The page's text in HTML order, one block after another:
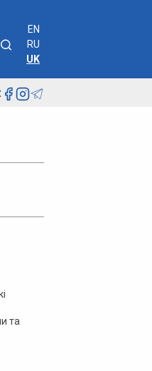
EN
RU
UK
та